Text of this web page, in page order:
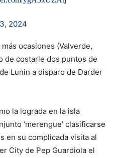
2024
ocasiones (Valverde,
de costarle dos puntos de
Lunin a disparo de Darder
la lograda en la isla
‘merengue’ clasificarse
en su complicada visita al
City de Pep Guardiola el